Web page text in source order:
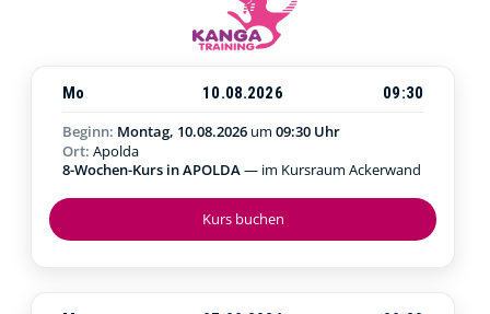
Kurs buchen
Mo 10.08.2026
09:30
Beginn: Montag, 10.08.2026 um 09:30 Uhr
Ort: Apolda
8-Wochen-Kurs in APOLDA— im Kursraum Ackerwand